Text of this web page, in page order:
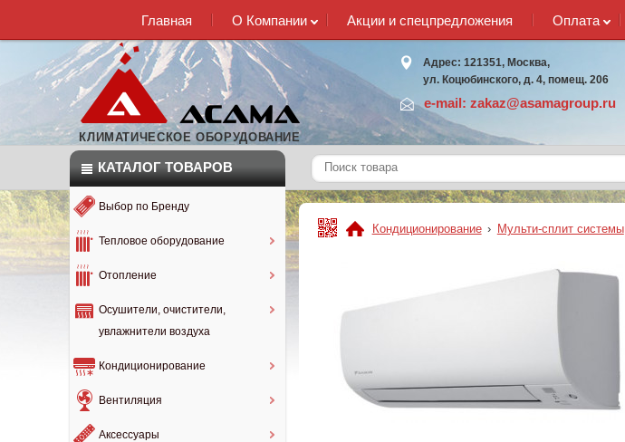
Главная О Компании Акции и спецпредложения Оплата
КЛИМАТИЧЕСКОЕ ОБОРУДОВАНИЕ
Адрес: 121351, Москва,
ул. Коцюбинского, д. 4, помещ. 206
e-mail: zakaz@asamagroup.ru
КАТАЛОГ ТОВАРОВ
Выбор по Бренду
Тепловое оборудование
Отопление
Осушители, очистители,
увлажнители воздуха
Кондиционирование
Вентиляция
Аксессуары
Кондиционирование › Мульти-сплит системы